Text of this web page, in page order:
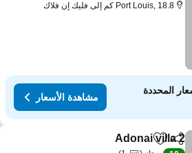
Port Louis, 18.8 كم إلى فليك إن فلاك
المحددة
مشاهدة الأسعار
مشاركةAdd to favorites
Adonai villa 2